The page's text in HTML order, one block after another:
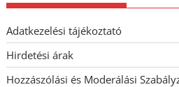
Adatkezelési tájékoztató
Hirdetési árak
Hozzászólási és Moderálási